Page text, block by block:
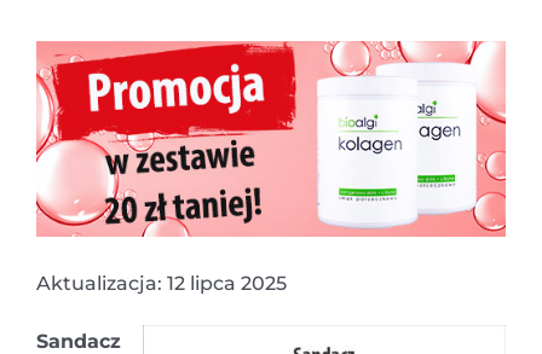
Aktualizacja: 12 lipca 2025
Sandacz